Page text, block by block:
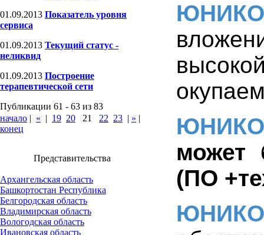
01.09.2013 Показатель уровня
сервиса
01.09.2013 Текущий статус -
неликвид
01.09.2013 Построение
терапевтической сети
Публикации 61 - 63 из 83
начало | « | 19 20 21 22 23 | » |
конец
Представительства
Архангельская область
Башкортостан Республика
Белгородская область
Владимирская область
Вологодская область
Ивановская область
ЮНИКО
ЮНИКО
может
(ПО
ЮНИКО